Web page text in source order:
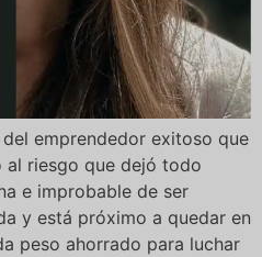
emprendedor exitoso que
riesgo que dejó todo
e improbable de ser
y está próximo a quedar en
peso ahorrado para luchar